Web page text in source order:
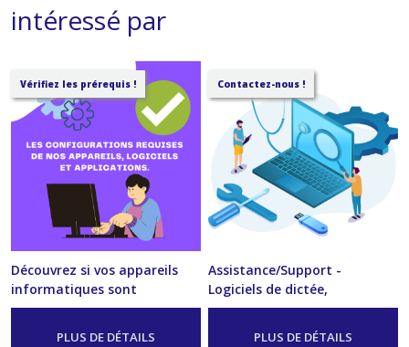
intéressé par
Vérifiez les prérequis !
Découvrez si vos appareils
informatiques sont
compatibles avec nos
Service
PLUS DE DÉTAILS
Contactez-nous !
Assistance/Support -
Logiciels de dictée,
transcription et de
reconnaissance vocale.
PLUS DE DÉTAILS